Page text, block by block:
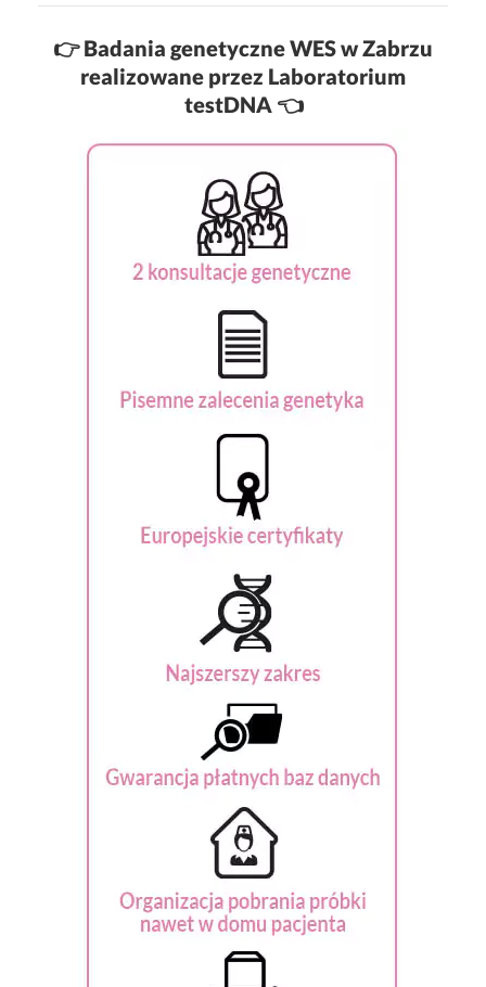
👉Badania genetyczne WES w Zabrzu
realizowane przez Laboratorium
testDNA 👈